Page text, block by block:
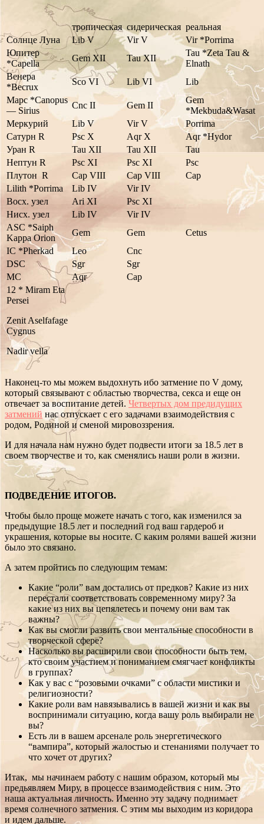
тропическая сидерическая реальная
Солнце Луна
Lib V Vir V
Vir *Porrima
Юпитер
*Capella
Gem XII Tau XII
Tau *Zeta Tau &
Elnath
Венера
*Becrux
Sco VI Lib VI
Lib
Марс *Canopus
— Sirius
Cnc II Gem II
Gem
*Mekbuda&Wasat
Меркурий
Lib V Vir V
Porrima
Сатурн R
Psc X Aqr X
Aqr *Hydor
Уран R
Tau XII Tau XII
Tau
Нептун R
Psc XI Psc XI
Psc
Плутон R
Cap VIII Cap VIII
Cap
Lilith *Porrima
Lib IV
Vir IV
Восх. узел
Ari XI
Psc XI
Нисх. узел
Lib IV
Vir IV
ASC *Saiph
Kappa Orion
Gem Gem
Cetus
IC *Pherkad
Leo
Cnc
DSC
Sgr
Sgr
MC
Aqr
Cap
12 * Miram Eta
Persei
Zenit Aselfafage
Cygnus
Nadir vella
Наконец-то мы можем выдохнуть ибо затмение по V дому,
который связывают с областью творчества, секса и еще он
отвечает за воспитание детей. Четвертых дом предидущих
затмений нас отпускает с его задачами взаимодействия с
родом, Родиной и сменой мировоззрения.
И для начала нам нужно будет подвести итоги за 18.5 лет в
своем творчестве и то, как сменялись наши роли в жизни.
ПОДВЕДЕНИЕ ИТОГОВ.
Чтобы было проще можете начать с того, как изменился за
предыдущие 18.5 лет и последний год ваш гардероб и
украшения, которые вы носите. С каким ролями вашей жизни
было это связано.
А затем пройтись по следующим темам:
Какие “роли” вам достались от предков? Какие из них
перестали соответствовать современному миру? За
какие из них вы цепялетесь и почему они вам так
важны?
Как вы смогли развить свои ментальные способности в
творческой сфере?
Насколько вы расширили свои способности быть тем,
кто своим участием и пониманием смягчает конфликты
в группах?
Как у вас с “розовыми очками” с области мистики и
религиозности?
Какие роли вам навязывались в вашей жизни и как вы
воспринимали ситуацию, когда вашу роль выбирали не
вы?
Есть ли в вашем арсенале роль энергетического
“вампира”, который жалостью и стенаниями получает то
что хочет от других?
Итак, мы начинаем работу с нашим образом, который мы
предьявляем Миру, в процессе взаимодействия с ним. Это
наша актуальная личность. Именно эту задачу поднимает
время солнечного затмения. С этим мы выходим из коридора
и идем дальше.